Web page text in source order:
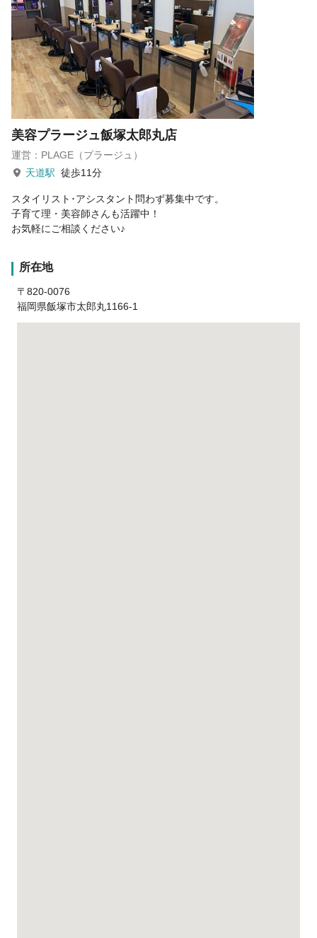
美容プラージュ飯塚太郎丸店
運営：PLAGE（プラージュ）
天道駅 徒歩11分
スタイリスト･アシスタント問わず募集中です。
子育て理・美容師さんも活躍中！
お気軽にご相談ください♪
所在地
〒820-0076
福岡県飯塚市太郎丸1166-1